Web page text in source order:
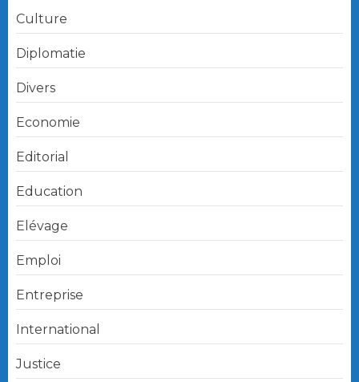
Culture
Diplomatie
Divers
Economie
Editorial
Education
Elévage
Emploi
Entreprise
International
Justice